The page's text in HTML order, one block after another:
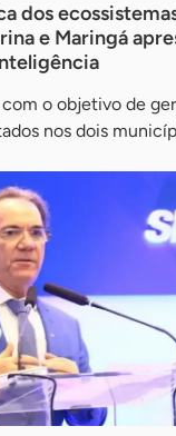
dos
e Maringá
o objetivo de
nos dois